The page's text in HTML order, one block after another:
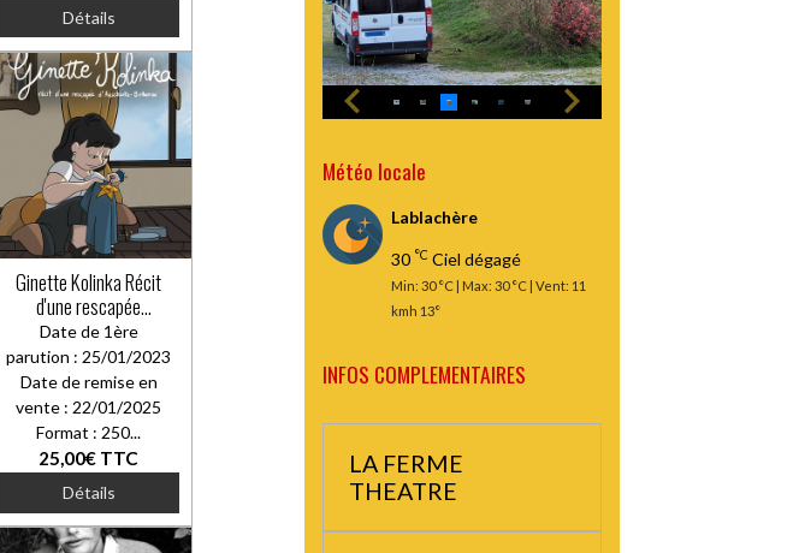
Détails
Ginette Kolinka Récit
d'une rescapée
d'Auschwitz-Birkenau
Date de 1ère
parution : 25/01/2023
Date de remise en
vente : 22/01/2025
Format : 250...
25,00€ TTC
Détails
Météo locale
Lablachère
30 °C Ciel dégagé
Min: 30 °C | Max: 30 °C | Vent: 11
kmh 13°
INFOS COMPLEMENTAIRES
LA FERME
THEATRE